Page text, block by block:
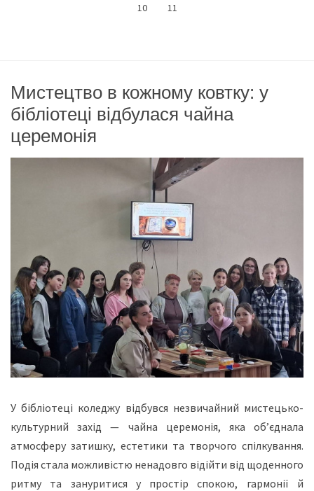
10
11
Мистецтво в кожному ковтку: у
бібліотеці відбулася чайна
церемонія
У бібліотеці коледжу відбувся незвичайний мистецько-
культурний захід — чайна церемонія, яка об’єднала
атмосферу затишку, естетики та творчого спілкування.
Подія стала можливістю ненадовго відійти від щоденного
ритму та зануритися у простір спокою, гармонії й